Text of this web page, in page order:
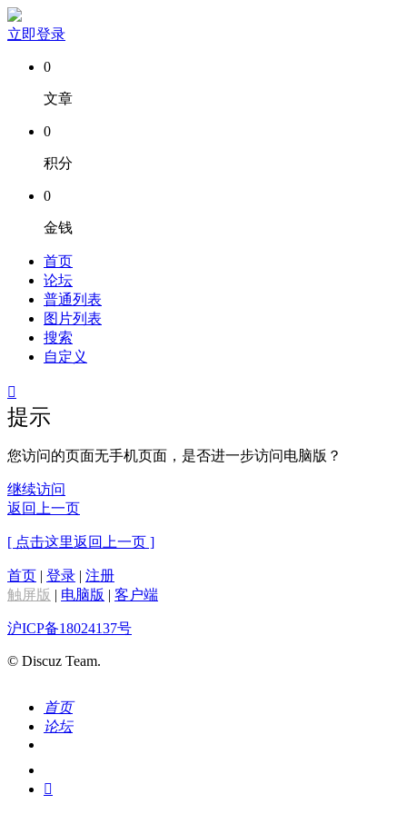
立即登录
0
文章
0
积分
0
金钱
首页
论坛
普通列表
图片列表
搜索
自定义

提示
您访问的页面无手机页面，是否进一步访问电脑版？
继续访问
返回上一页
[ 点击这里返回上一页 ]
首页 | 登录 | 注册
触屏版 | 电脑版 | 客户端
沪ICP备18024137号
© Discuz Team.
首页
论坛
我的
